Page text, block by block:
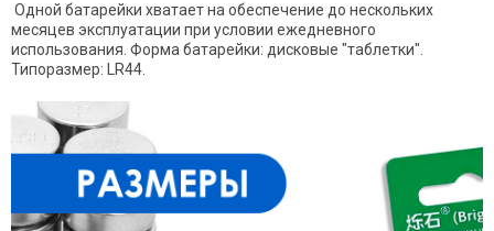
Одной батарейки хватает на обеспечение до нескольких
месяцев эксплуатации при условии ежедневного
использования. Форма батарейки: дисковые "таблетки".
Типоразмер: LR44.